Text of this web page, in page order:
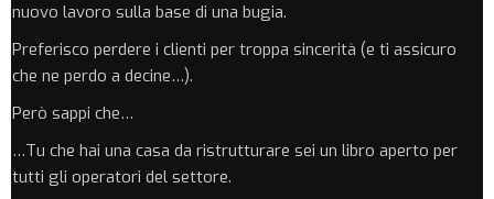
nuovo lavoro sulla base di una bugia.
Preferisco perdere i clienti per troppa sincerità (e ti assicuro
che ne perdo a decine…).
Però sappi che…
…Tu che hai una casa da ristrutturare sei un libro aperto per
tutti gli operatori del settore.